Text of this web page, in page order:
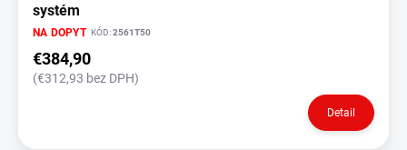
systém
NA DOPYT KÓD:2561T50
€384,90
(€312,93 bez DPH)
Detail